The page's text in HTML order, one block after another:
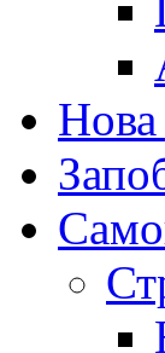
Нова